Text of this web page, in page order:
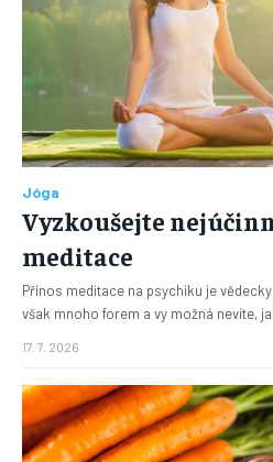
Jóga
Vyzkoušejte
meditace
Přínos meditace na psychiku je
však mnoho forem a vy možná nevíte,
17. 7. 2026